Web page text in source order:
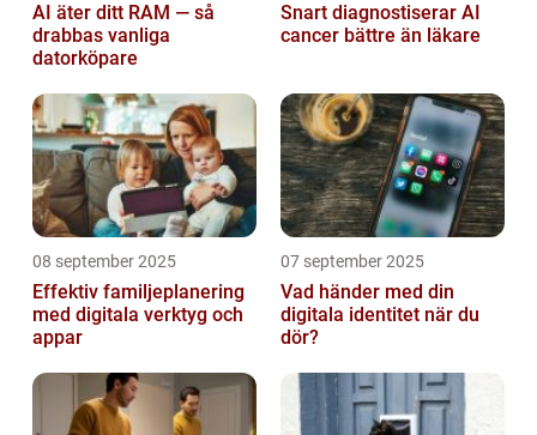
AI äter ditt RAM — så
drabbas vanliga
datorköpare
Snart diagnostiserar AI
cancer bättre än läkare
08 september 2025
Effektiv familjeplanering
med digitala verktyg och
appar
07 september 2025
Vad händer med din
digitala identitet när du
dör?